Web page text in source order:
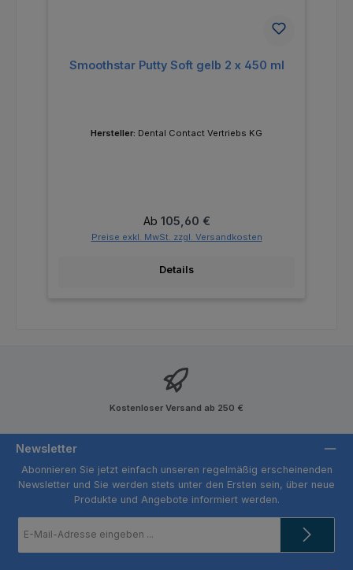
Smoothstar Putty Soft gelb 2 x 450 ml
Hersteller: Dental Contact Vertriebs KG
Regulärer Preis:
Ab 105,60 €
Preise exkl. MwSt. zzgl. Versandkosten
Details
Kostenloser Versand ab 250 €
Newsletter
Abonnieren Sie jetzt einfach unseren regelmäßig erscheinenden
Newsletter und Sie werden stets unter den Ersten sein, über neue
Produkte und Angebote informiert werden.
Mail-